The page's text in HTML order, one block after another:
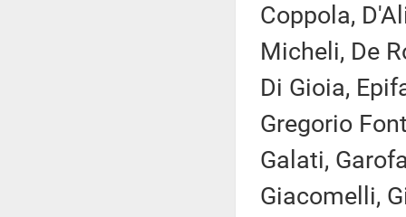
Coppola,
Micheli, De
Di Gioia,
Gregorio
Galati,
Giacomelli,